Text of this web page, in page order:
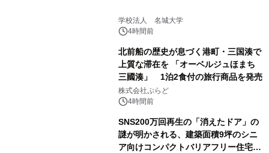
学校法人 名城大学
4時間前
北前船の歴史が息づく港町・三国湊で
上質な滞在を 「オーベルジュほまち
三國湊」 1泊2食付の旅行商品を発売
株式会社ぷらど
4時間前
SNS200万回再生の「消えたドア」の
謎が明かされる、建築面積9坪のシニ
ア向けコンパクトバリアフリー住宅が